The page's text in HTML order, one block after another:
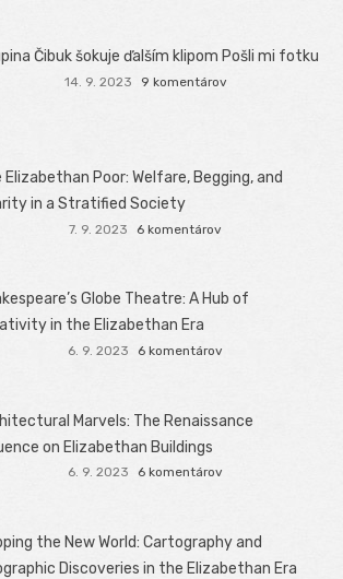
Čibuk šokuje ďalším klipom Pošli mi fotku
14. 9. 2023 9 komentárov
Elizabethan Poor: Welfare, Begging, and
in a Stratified Society
7. 9. 2023 6 komentárov
Globe Theatre: A Hub of
in the Elizabethan Era
6. 9. 2023 6 komentárov
Marvels: The Renaissance
on Elizabethan Buildings
6. 9. 2023 6 komentárov
the New World: Cartography and
Discoveries in the Elizabethan Era